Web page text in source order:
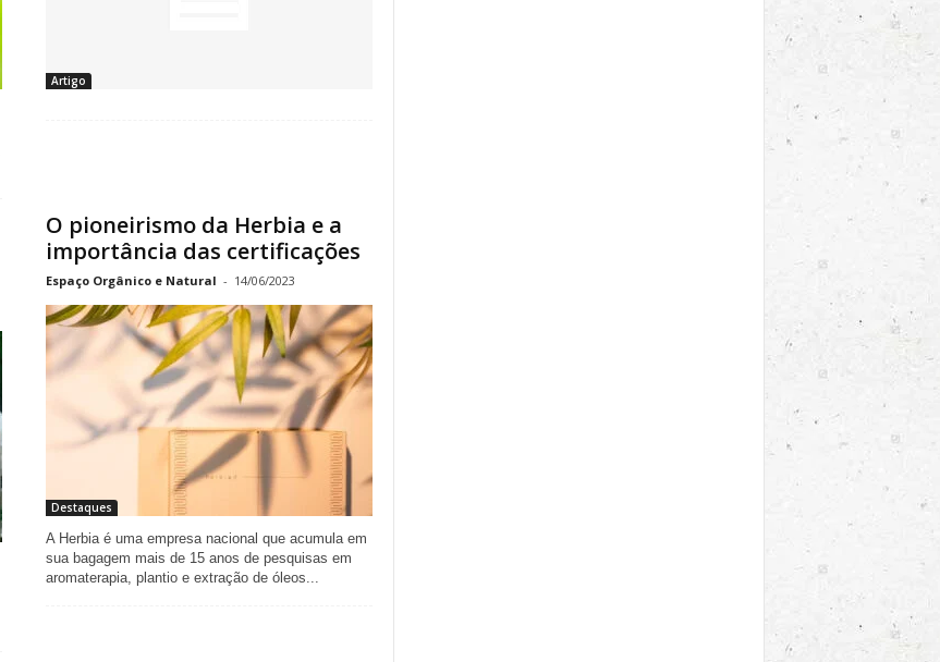
Artigo
O pioneirismo da Herbia e a
importância das certificações
Espaço Orgânico e Natural - 14/06/2023
Destaques
A Herbia é uma empresa nacional que acumula em
sua bagagem mais de 15 anos de pesquisas em
aromaterapia, plantio e extração de óleos...